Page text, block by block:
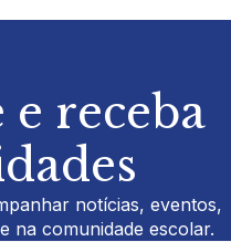
e receba
notícias, eventos,
na comunidade escolar.